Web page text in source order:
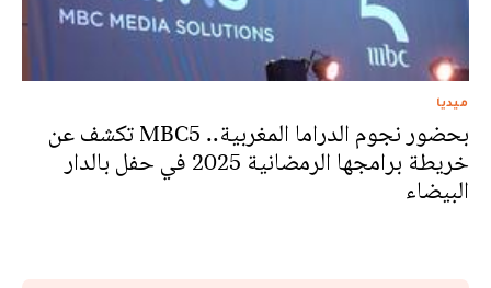
ميديا
بحضور نجوم الدراما المغربية.. MBC5 تكشف عن
خريطة برامجها الرمضانية 2025 في حفل بالدار
البيضاء